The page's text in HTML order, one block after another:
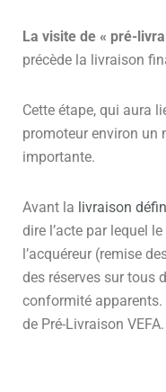
La visite de « pré-
précède la livraison
Cette étape, qui aura
promoteur environ un
importante.
Avant la livraison
dire l’acte par lequel
l’acquéreur (remise
des réserves sur tous
conformité apparents.
de Pré-Livraison VEFA.